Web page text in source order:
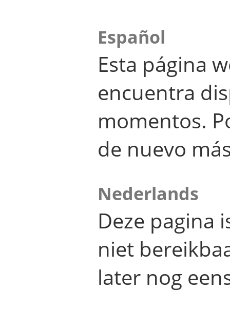
Español
Esta página
encuentra
momentos.
de nuevo
Nederlands
Deze pagina
niet
later nog